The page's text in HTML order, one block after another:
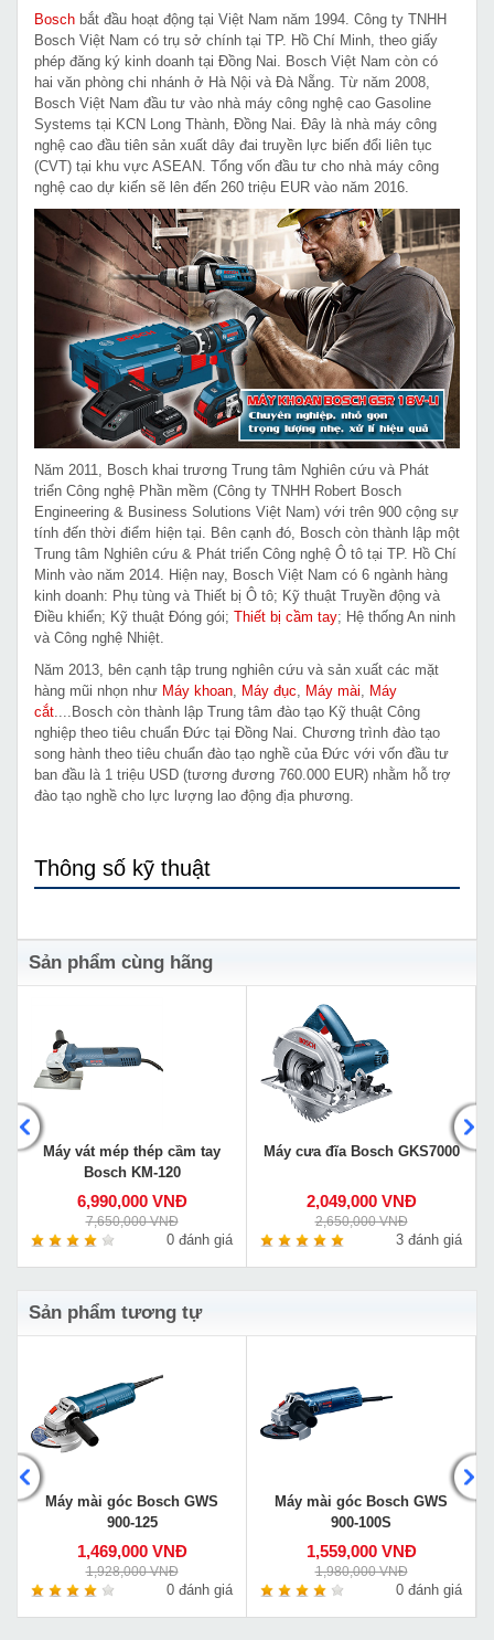
Bosch bắt đầu hoạt động tại Việt Nam năm 1994. Công ty TNHH
Bosch Việt Nam có trụ sở chính tại TP. Hồ Chí Minh, theo giấy
phép đăng ký kinh doanh tại Đồng Nai. Bosch Việt Nam còn có
hai văn phòng chi nhánh ở Hà Nội và Đà Nẵng. Từ năm 2008,
Bosch Việt Nam đầu tư vào nhà máy công nghệ cao Gasoline
Systems tại KCN Long Thành, Đồng Nai. Đây là nhà máy công
nghệ cao đầu tiên sản xuất dây đai truyền lực biến đổi liên tục
(CVT) tại khu vực ASEAN. Tổng vốn đầu tư cho nhà máy công
nghệ cao dự kiến sẽ lên đến 260 triệu EUR vào năm 2016.
Năm 2011, Bosch khai trương Trung tâm Nghiên cứu và Phát
triển Công nghệ Phần mềm (Công ty TNHH Robert Bosch
Engineering & Business Solutions Việt Nam) với trên 900 cộng sự
tính đến thời điểm hiện tại. Bên cạnh đó, Bosch còn thành lập một
Trung tâm Nghiên cứu & Phát triển Công nghệ Ô tô tại TP. Hồ Chí
Minh vào năm 2014. Hiện nay, Bosch Việt Nam có 6 ngành hàng
kinh doanh: Phụ tùng và Thiết bị Ô tô; Kỹ thuật Truyền động và
Điều khiển; Kỹ thuật Đóng gói; Thiết bị cầm tay; Hệ thống An ninh
và Công nghệ Nhiệt.
Năm 2013, bên cạnh tập trung nghiên cứu và sản xuất các mặt
hàng mũi nhọn như Máy khoan, Máy đục, Máy mài, Máy
cắt....Bosch còn thành lập Trung tâm đào tạo Kỹ thuật Công
nghiệp theo tiêu chuẩn Đức tại Đồng Nai. Chương trình đào tạo
song hành theo tiêu chuẩn đào tạo nghề của Đức với vốn đầu tư
ban đầu là 1 triệu USD (tương đương 760.000 EUR) nhằm hỗ trợ
đào tạo nghề cho lực lượng lao động địa phương.
Thông số kỹ thuật
Sản phẩm cùng hãng
Máy vát mép thép cầm tay
Bosch KM-120
6,990,000 VNĐ
7,650,000 VNĐ
0 đánh giá
Máy cưa đĩa Bosch GKS7000
2,049,000 VNĐ
2,650,000 VNĐ
3 đánh giá
Sản phẩm tương tự
Máy mài góc Bosch GWS
900-125
1,469,000 VNĐ
1,928,000 VNĐ
0 đánh giá
Máy mài góc Bosch GWS
900-100S
1,559,000 VNĐ
1,980,000 VNĐ
0 đánh giá